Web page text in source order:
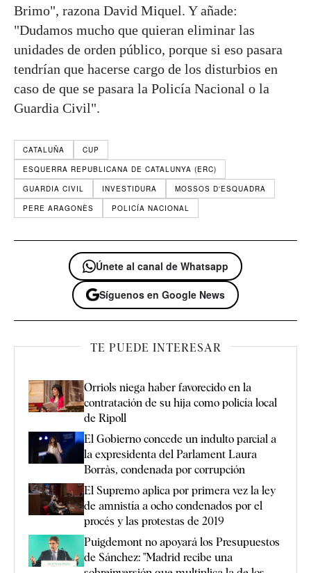
Brimo", razona David Miquel. Y añade:
"Dudamos mucho que quieran eliminar las
unidades de orden público, porque si eso pasara
tendrían que hacerse cargo de los disturbios en
caso de que se pasara la Policía Nacional o la
Guardia Civil".
CATALUÑA
CUP
ESQUERRA REPUBLICANA DE CATALUNYA (ERC)
GUARDIA CIVIL
INVESTIDURA
MOSSOS D'ESQUADRA
PERE ARAGONÈS
POLICÍA NACIONAL
Únete al canal de Whatsapp
Síguenos en Google News
TE PUEDE INTERESAR
Orriols niega haber favorecido en la
contratación de su hija como policía local
de Ripoll
El Gobierno concede un indulto parcial a
la expresidenta del Parlament Laura
Borràs, condenada por corrupción
El Supremo aplica por primera vez la ley
de amnistía a ocho condenados por el
procés y las protestas de 2019
Puigdemont no apoyará los Presupuestos
de Sánchez: "Madrid recibe una